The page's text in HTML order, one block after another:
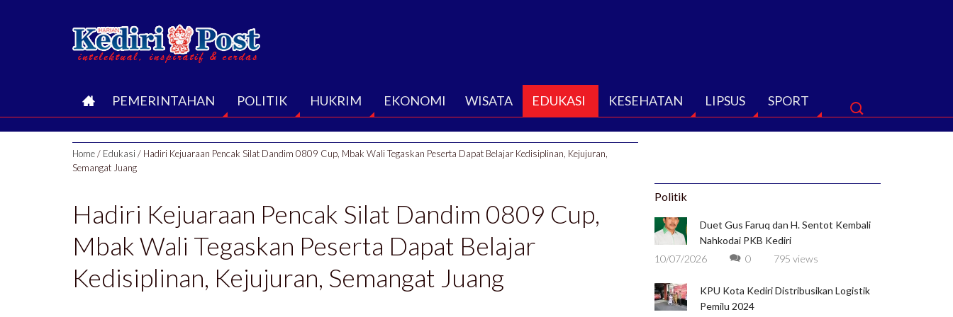
B
E
R
N
D
A
PEMERINTAHAN POLITIK HUKRIM EKONOMI WISATA EDUKASI KESEHATAN LIPSUS SPORT
Home/ Edukasi / Hadiri Kejuaraan Pencak Silat Dandim 0809 Cup, Mbak Wali Tegaskan Peserta Dapat Belajar Kedisiplinan, Kejujuran,
Semangat Juang
Hadiri Kejuaraan Pencak Silat Dandim 0809 Cup,
Mbak Wali Tegaskan Peserta Dapat Belajar
Kedisiplinan, Kejujuran, Semangat Juang
Politik
Duet Gus Faruq dan H. Sentot Kembali
Nahkodai PKB Kediri
10/07/2026
0 795 views
KPU Kota Kediri Distribusikan Logistik
Pemilu 2024